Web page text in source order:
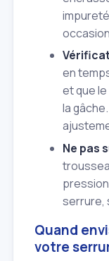
en
et que
la
Ne pas
serrure,
Quand
votre